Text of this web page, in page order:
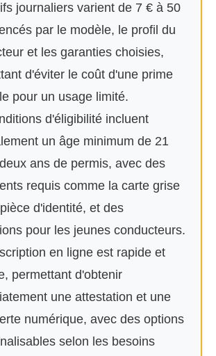
journaliers varient de 7 € à 50
par le modèle, le profil du
et les garanties choisies,
d'éviter le coût d'une prime
pour un usage limité.
d'éligibilité incluent
un âge minimum de 21
ans de permis, avec des
requis comme la carte grise
d'identité, et des
pour les jeunes conducteurs.
en ligne est rapide et
permettant d'obtenir
une attestation et une
numérique, avec des options
selon les besoins